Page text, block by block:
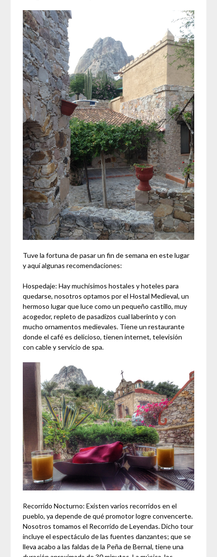
Tuve la fortuna de pasar un fin de semana en este lugar
y aquí algunas recomendaciones:
Hospedaje: Hay muchísimos hostales y hoteles para
quedarse, nosotros optamos por el Hostal Medieval, un
hermoso lugar que luce como un pequeño castillo, muy
acogedor, repleto de pasadizos cual laberinto y con
mucho ornamentos medievales. Tiene un restaurante
donde el café es delicioso, tienen internet, televisión
con cable y servicio de spa.
Recorrido Nocturno: Existen varios recorridos en el
pueblo, ya depende de qué promotor logre convencerte.
Nosotros tomamos el Recorrido de Leyendas. Dicho tour
incluye el espectáculo de las fuentes danzantes; que se
lleva acabo a las faldas de la Peña de Bernal, tiene una